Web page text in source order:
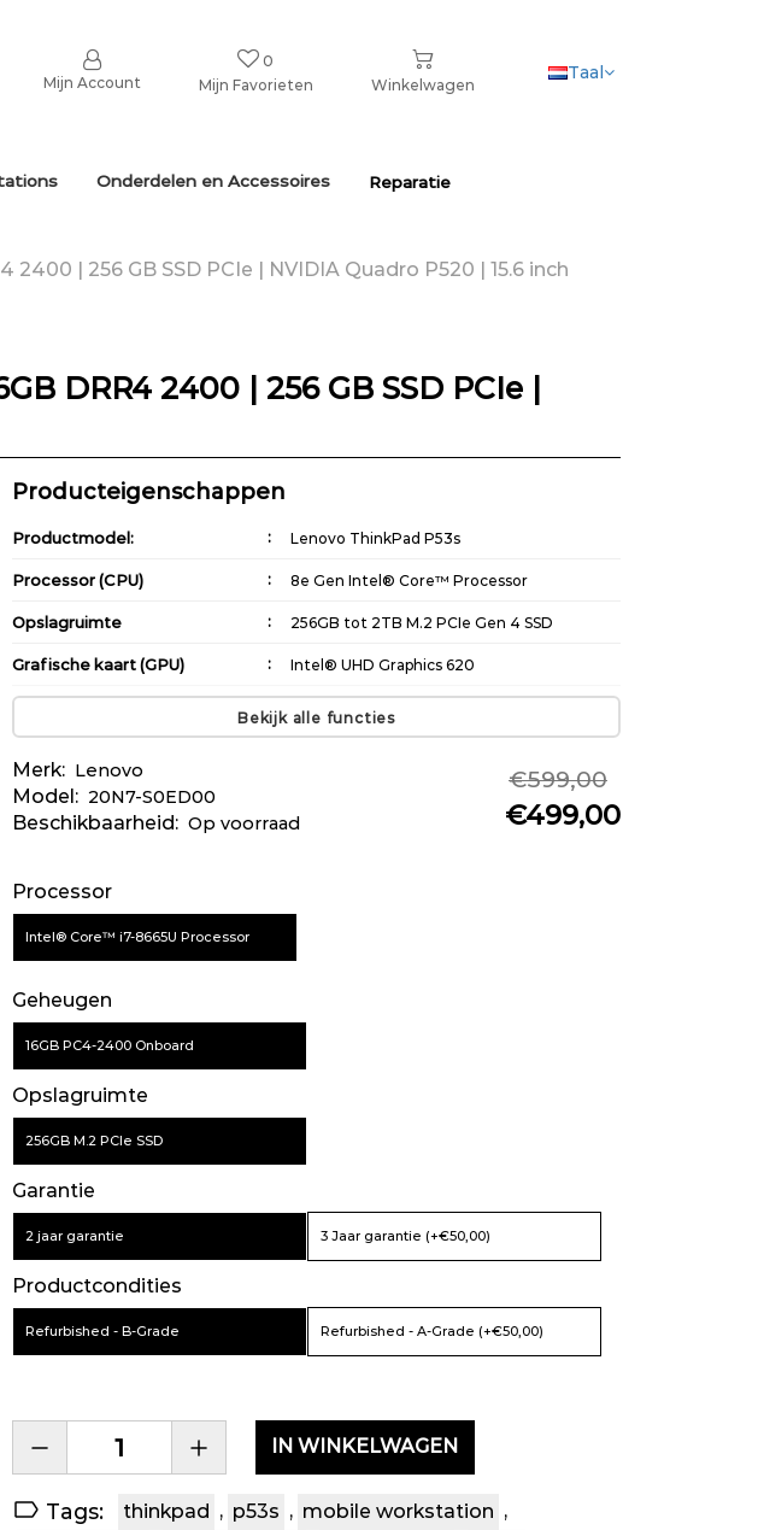
Mijn Account
0
Mijn Favorieten
Winkelwagen
Taal
Onderdelen en Accessoires Reparatie
| 256 GB SSD PCIe | NVIDIA Quadro P520 | 15.6 inch
DRR4 2400 | 256 GB SSD PCIe |
Producteigenschappen
Productmodel: Lenovo ThinkPad P53s
Processor (CPU) 8e Gen Intel® Core™ Processor
Opslagruimte 256GB tot 2TB M.2 PCIe Gen 4 SSD
Grafische kaart (GPU) Intel® UHD Graphics 620
Bekijk alle functies
Merk: Lenovo
Model: 20N7-S0ED00
Beschikbaarheid: Op voorraad
€599,00
€499,00
Processor
Intel® Core™ i7-8665U Processor
Geheugen
16GB PC4-2400 Onboard
Opslagruimte
256GB M.2 PCIe SSD
Garantie
2 jaar garantie 3 Jaar garantie (+€50,00)
Productcondities
Refurbished - B-Grade Refurbished - A-Grade (+€50,00)
IN WINKELWAGEN
Tags: thinkpad , p53s , mobile workstation ,